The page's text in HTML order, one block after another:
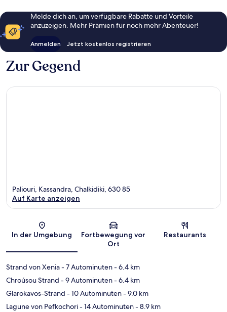
Melde dich an, um verfügbare Rabatte und Vorteile
anzuzeigen. Mehr Prämien für noch mehr Abenteuer!
Anmelden Jetzt kostenlos registrieren
Zur Gegend
Karte
Paliouri, Kassandra, Chalkidiki, 630 85
Auf Karte anzeigen
In der Umgebung
Fortbewegung vor
Ort
Restaurants
Strand von Xenia- 7 Autominuten- 6.4 km
Chroúsou Strand - 9 Autominuten- 6.4 km
Glarokavos-Strand - 10 Autominuten- 9.0 km
Lagune von Pefkochori- 14 Autominuten- 8.9 km